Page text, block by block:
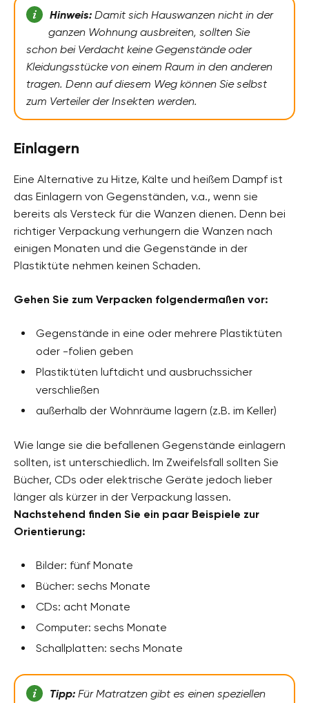
Hinweis: Damit sich Hauswanzen nicht in der
ganzen Wohnung ausbreiten, sollten Sie
schon bei Verdacht keine Gegenstände oder
Kleidungsstücke von einem Raum in den anderen
tragen. Denn auf diesem Weg können Sie selbst
zum Verteiler der Insekten werden.
Einlagern
Eine Alternative zu Hitze, Kälte und heißem Dampf ist
das Einlagern von Gegenständen, v.a., wenn sie
bereits als Versteck für die Wanzen dienen. Denn bei
richtiger Verpackung verhungern die Wanzen nach
einigen Monaten und die Gegenstände in der
Plastiktüte nehmen keinen Schaden.
Gehen Sie zum Verpacken folgendermaßen vor:
Gegenstände in eine oder mehrere Plastiktüten
oder -folien geben
Plastiktüten luftdicht und ausbruchssicher
verschließen
außerhalb der Wohnräume lagern (z.B. im Keller)
Wie lange sie die befallenen Gegenstände einlagern
sollten, ist unterschiedlich. Im Zweifelsfall sollten Sie
Bücher, CDs oder elektrische Geräte jedoch lieber
länger als kürzer in der Verpackung lassen.
Nachstehend finden Sie ein paar Beispiele zur
Orientierung:
Bilder: fünf Monate
Bücher: sechs Monate
CDs: acht Monate
Computer: sechs Monate
Schallplatten: sechs Monate
Tipp:Für Matratzen gibt es einen speziellen